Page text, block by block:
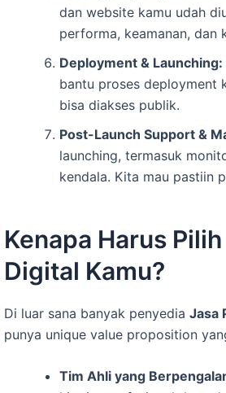
dan website kamu udah
performa, keamanan,
Deployment & Launching:
bantu proses deployment
bisa diakses publik.
Post-Launch Support &
launching, termasuk
kendala. Kita mau pastiin
Kenapa Harus
Digital Kamu?
Di luar sana banyak penyedia Jasa
punya unique value proposition
Tim Ahli yang